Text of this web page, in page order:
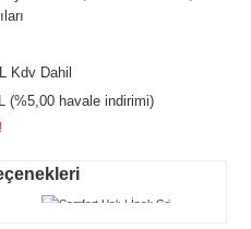
Kdv Dahil
(%5,00 havale indirimi)